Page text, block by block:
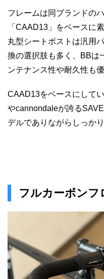
フレームは同ブランドの
「CAAD13」をベースに
丸型シートポストは汎用
換の選択肢も多く、BBは
ンテナンス性や耐久性も
CAAD13をベースにして
やcannondaleが誇る
デルでありながらしっか
フルカーボンフ